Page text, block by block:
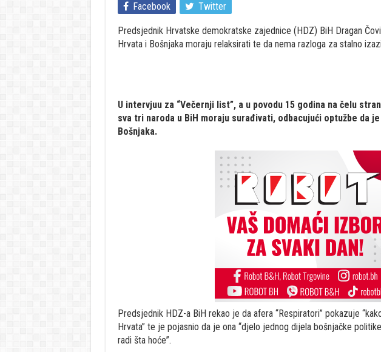
Facebook Twitter
Predsjednik Hrvatske demokratske zajednice (HDZ) BiH Dragan
Hrvata i Bošnjaka moraju relaksirati te da nema razloga za stalno
U intervjuu za “Večernji list”, a u povodu 15 godina na čelu
sva tri naroda u BiH moraju surađivati, odbacujući optužbe da
Bošnjaka.
Predsjednik HDZ-a BiH rekao je da afera “Respiratori” pokazuje
Hrvata” te je pojasnio da je ona “djelo jednog dijela bošnjačke
radi šta hoće”.